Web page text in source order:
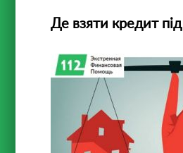
Де взяти кредит під